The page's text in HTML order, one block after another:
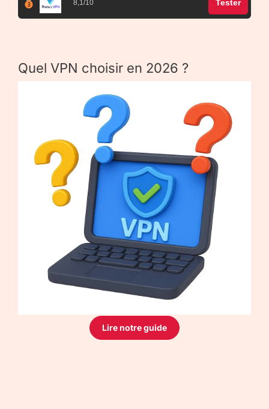
8,1/10 Tester
Quel VPN choisir en 2026 ?
Lire notre guide